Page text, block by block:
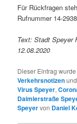
Für Rückfragen
Rufnummer 14-
Text: Stadt Speyer
12.08.2020
Dieser Eintrag
Verkehrsnotizen
Virus Speyer,
Daimlerstraße
Speyervon Daniel